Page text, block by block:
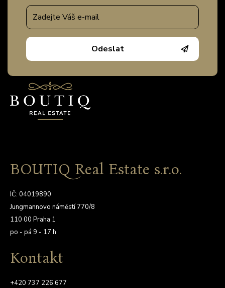
Odeslat
BOUTIQ Real Estate s.r.o.
IČ: 04019890
Jungmannovo náměstí 770/8
110 00 Praha 1
po - pá 9 - 17 h
Kontakt
+420 737 226 677